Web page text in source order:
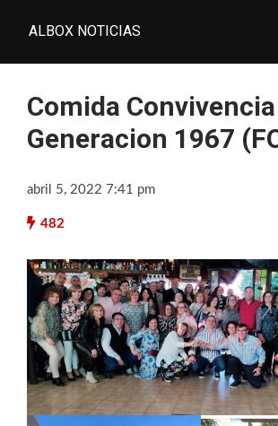
ALBOX NOTICIAS
Comida Convivencia
Generacion 1967
abril 5, 2022 7:41 pm
482